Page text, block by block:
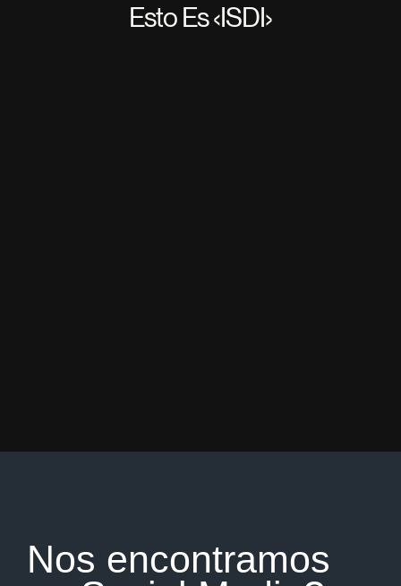
Esto Es ‹ISDI›
Nos encontramos